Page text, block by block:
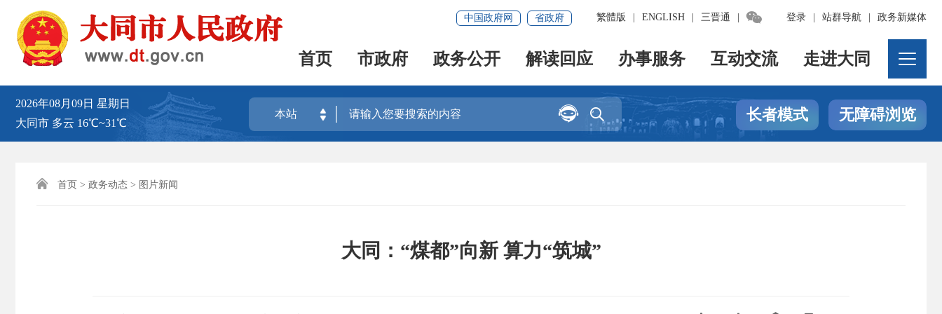
登录 站群导航 政务新媒体
繁體版 ENGLISH 三晋通 
中国政府网 省政府
首页 市政府 政务公开 解读回应 办事服务 互动交流 走进大同
2026年08月09日 星期日
大同市 多云 16℃~31℃
本站 
 长者模式 无障碍浏览
 首页 > 政务动态 > 图片新闻
大同：“煤都”向新 算力“筑城”